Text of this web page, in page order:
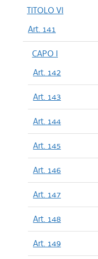
TITOLO VI
Art. 141
CAPO I
Art. 142
Art. 143
Art. 144
Art. 145
Art. 146
Art. 147
Art. 148
Art. 149